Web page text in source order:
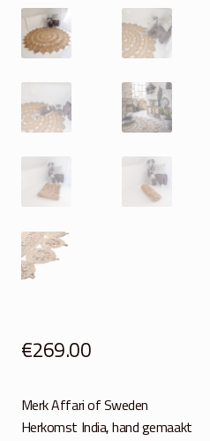
€269.00
Merk Affari of Sweden
Herkomst India, hand gemaakt